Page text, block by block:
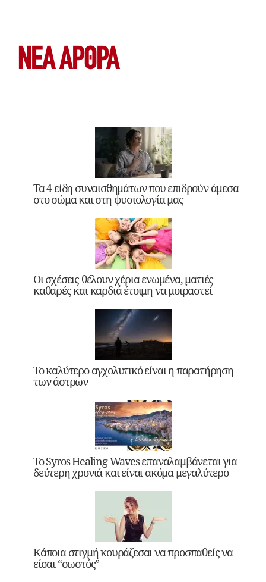
ΝΕΑ ΆΡΘΡΑ
Τα 4 είδη συναισθημάτων που επιδρούν άμεσα
στο σώμα και στη φυσιολογία μας
Οι σχέσεις θέλουν χέρια ενωμένα, ματιές
καθαρές και καρδιά έτοιμη να μοιραστεί
Το καλύτερο αγχολυτικό είναι η παρατήρηση
των άστρων
Το Syros Healing Waves επαναλαμβάνεται για
δεύτερη χρονιά και είναι ακόμα μεγαλύτερο
Κάποια στιγμή κουράζεσαι να προσπαθείς να
είσαι “σωστός”